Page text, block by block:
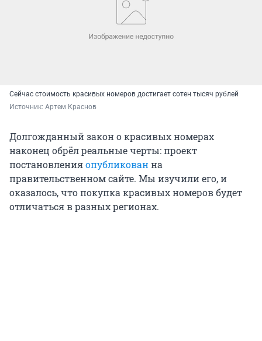
Сейчас стоимость красивых номеров достигает сотен тысяч рублей
Источник: Артем Краснов
Долгожданный закон о красивых номерах
наконец обрёл реальные черты: проект
постановленияопубликованна
правительственном сайте. Мы изучили его, и
оказалось, что покупка красивых номеров будет
отличаться в разных регионах.